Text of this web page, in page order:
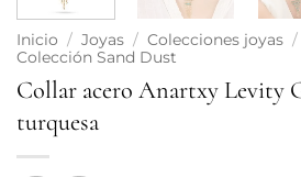
Inicio / Joyas / Colecciones joyas /
Colección Sand Dust
Collar acero Anartxy Levity
turquesa